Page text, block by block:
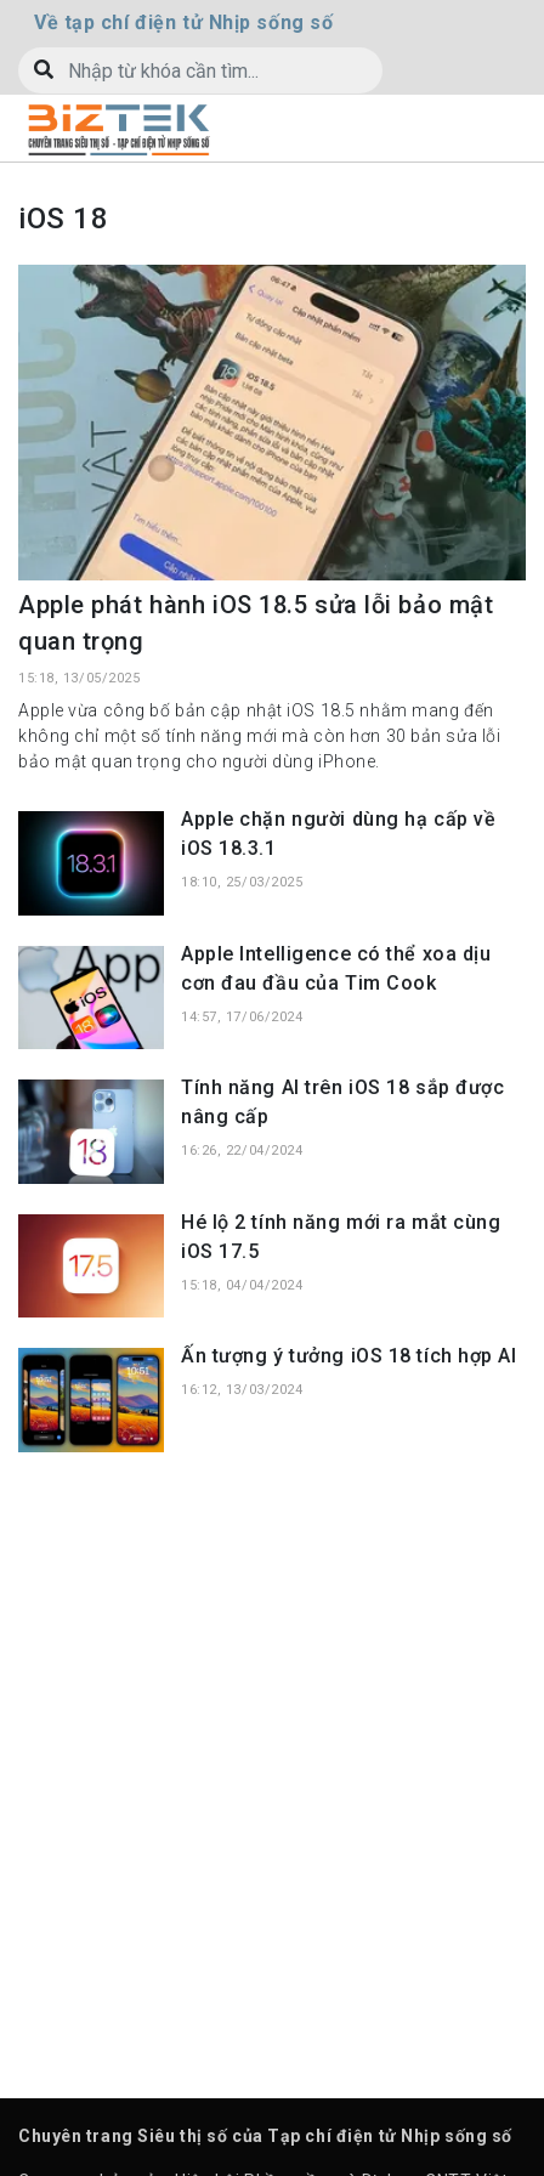
Về tạp chí điện tử Nhịp sống số
iOS 18
Apple phát hành iOS 18.5 sửa lỗi bảo mật
quan trọng
15:18, 13/05/2025
Apple vừa công bố bản cập nhật iOS 18.5 nhằm mang đến
không chỉ một số tính năng mới mà còn hơn 30 bản sửa lỗi
bảo mật quan trọng cho người dùng iPhone.
Apple chặn người dùng hạ cấp về
iOS 18.3.1
18:10, 25/03/2025
Apple Intelligence có thể xoa dịu
cơn đau đầu của Tim Cook
14:57, 17/06/2024
Tính năng AI trên iOS 18 sắp được
nâng cấp
16:26, 22/04/2024
Hé lộ 2 tính năng mới ra mắt cùng
iOS 17.5
15:18, 04/04/2024
Ấn tượng ý tưởng iOS 18 tích hợp AI
16:12, 13/03/2024
Chuyên trang Siêu thị số của Tạp chí điện tử Nhịp sống số